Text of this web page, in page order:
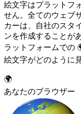
絵文字はプラットフ
せん。全てのウェブ
カーは、自社のスタ
ンを作成することが
ラットフォームでの
絵文字がどのように
🌍
あなたのブラウザー